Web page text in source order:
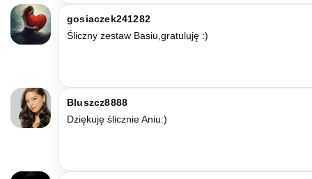
gosiaczek241282
Śliczny zestaw Basiu,gratuluję :)
Bluszcz8888
Dziękuję ślicznie Aniu:)